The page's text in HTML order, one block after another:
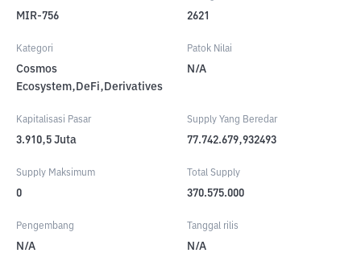
MIR-756 2621
Kategori
Cosmos
Ecosystem,DeFi,Derivatives
Patok Nilai
N/A
Kapitalisasi Pasar
3.910,5 Juta
Supply Yang Beredar
77.742.679,932493
Supply Maksimum
0
Total Supply
370.575.000
Pengembang
N/A
Tanggal rilis
N/A